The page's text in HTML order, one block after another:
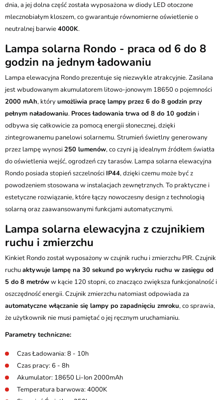
dnia, a jej dolna część została wyposażona w diody LED otoczone
mlecznobiałym kloszem, co gwarantuje równomierne oświetlenie o
neutralnej barwie4000K.
Lampa solarna Rondo - praca od 6 do 8
godzin na jednym ładowaniu
Lampa elewacyjna Rondo prezentuje się niezwykle atrakcyjnie. Zasilana
jest wbudowanym akumulatorem litowo-jonowym 18650 o pojemności
2000 mAh, któryumożliwia pracę lampy przez 6 do 8 godzin przy
pełnym naładowaniu. Proces ładowania trwa od 8 do 10 godzin i
odbywa się całkowicie za pomocą energii słonecznej, dzięki
zintegrowanemu panelowi solarnemu. Strumień świetlny generowany
przez lampę wynosi250 lumenów, co czyni ją idealnym źródłem światła
do oświetlenia wejść, ogrodzeń czy tarasów. Lampa solarna elewacyjna
Rondo posiada stopień szczelności IP44, dzięki czemu może być z
powodzeniem stosowana w instalacjach zewnętrznych. To praktyczne i
estetyczne rozwiązanie, które łączy nowoczesny design z technologią
solarną oraz zaawansowanymi funkcjami automatycznymi.
Lampa solarna elewacyjna z czujnikiem
ruchu i zmierzchu
Kinkiet Rondo został wyposażony w czujnik ruchu i zmierzchu PIR. Czujnik
ruchuaktywuje lampę na 30 sekund po wykryciu ruchu w zasięgu od
5 do 8 metróww kącie 120 stopni, co znacząco zwiększa funkcjonalność i
oszczędność energii. Czujnik zmierzchu natomiast odpowiada za
automatyczne włączanie się lampy po zapadnięciu zmroku, co sprawia,
że użytkownik nie musi pamiętać o jej ręcznym uruchamianiu.
Parametry techniczne:
Czas Ładowania: 8 - 10h
Czas pracy: 6 - 8h
Akumulator: 18650 Li-Ion 2000mAh
Temperatura barwowa: 4000K